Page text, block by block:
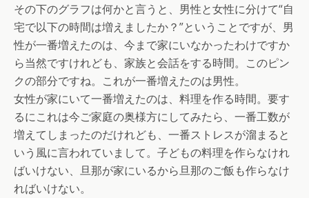
その下のグラフは何かと言うと、男性と女性に分けて“自
宅で以下の時間は増えましたか？”ということですが、男
性が一番増えたのは、今まで家にいなかったわけですか
ら当然ですけれども、家族と会話をする時間。このピン
クの部分ですね。これが一番増えたのは男性。
女性が家にいて一番増えたのは、料理を作る時間。要す
るにこれは今ご家庭の奥様方にしてみたら、一番工数が
増えてしまったのだけれども、一番ストレスが溜まると
いう風に言われていまして。子どもの料理を作らなけれ
ばいけない、旦那が家にいるから旦那のご飯も作らなけ
ればいけない。